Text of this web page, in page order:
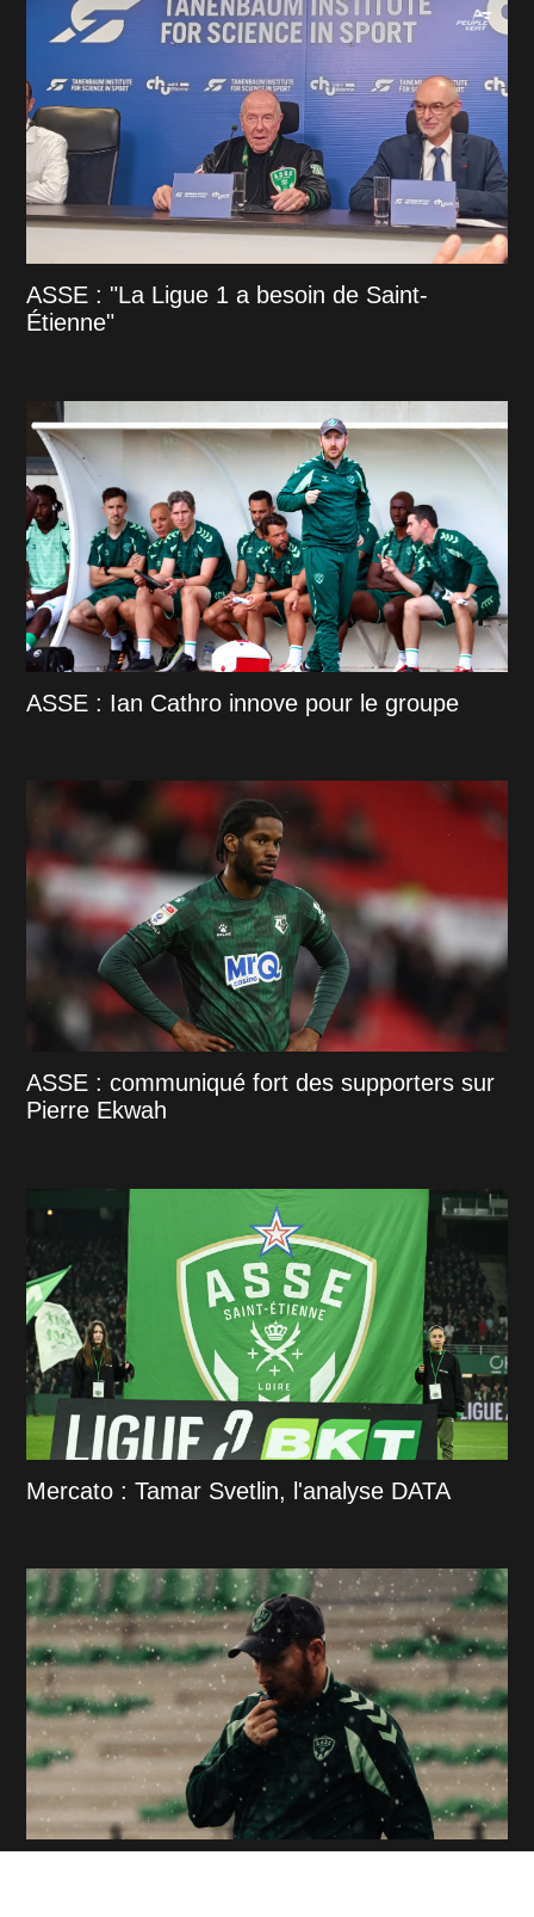
ASSE : "La Ligue 1 a besoin de Saint-
Étienne"
ASSE : Ian Cathro innove pour le groupe
ASSE : communiqué fort des supporters sur
Pierre Ekwah
Mercato : Tamar Svetlin, l'analyse DATA